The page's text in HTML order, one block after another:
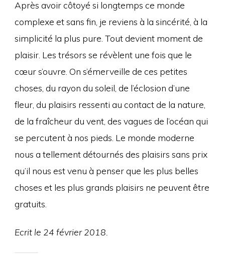
Après avoir côtoyé si longtemps ce monde
complexe et sans fin, je reviens à la sincérité, à la
simplicité la plus pure. Tout devient moment de
plaisir. Les trésors se révèlent une fois que le
cœur s’ouvre. On s’émerveille de ces petites
choses, du rayon du soleil, de l’éclosion d’une
fleur, du plaisirs ressenti au contact de la nature,
de la fraîcheur du vent, des vagues de l’océan qui
se percutent à nos pieds. Le monde moderne
nous a tellement détournés des plaisirs sans prix
qu’il nous est venu à penser que les plus belles
choses et les plus grands plaisirs ne peuvent être
gratuits.
Ecrit le 24 février 2018.